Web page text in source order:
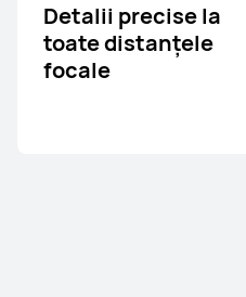
Detalii precise la
toate distanțele
focale